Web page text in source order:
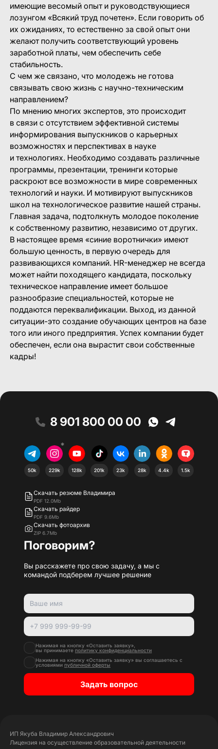
имеющие весомый опыт и руководствующиеся
лозунгом «Всякий труд почетен». Если говорить об
их ожиданиях, то естественно за свой опыт они
желают получить соответствующий уровень
заработной платы, чем обеспечить себе
стабильность.
С чем же связано, что молодежь не готова
связывать свою жизнь с научно-техническим
направлением?
По мнению многих экспертов, это происходит
в связи с отсутствием эффективной системы
информирования выпускников о карьерных
возможностях и перспективах в науке
и технологиях. Необходимо создавать различные
программы, презентации, тренинги которые
раскроют все возможности в мире современных
технологий и науки. И мотивируют выпускников
школ на технологическое развитие нашей страны.
Главная задача, подтолкнуть молодое поколение
к собственному развитию, независимо от других.
В настоящее время «синие воротнички» имеют
большую ценность, в первую очередь для
развивающихся компаний. HR-менеджер не всегда
может найти походящего кандидата, поскольку
техническое направление имеет большое
разнообразие специальностей, которые не
поддаются переквалификации. Выход, из данной
ситуации-это создание обучающих центров на базе
того или иного предприятия. Успех компании будет
обеспечен, если она вырастит свои собственные
кадры!
8 901 800 00 00
50k
*
229k 128k 201k 23k 28k 4.4k 1.5k
Скачать резюме Владимира
PDF 12.0Mb
Скачать райдер
PDF 9.6Mb
Скачать фотоархив
ZIP 6.7Mb
Поговорим?
Вы расскажете про свою задачу, а мы с
командой подберем лучшее решение
Нажимая на кнопку «Оставить заявку»,
вы принимаете политику конфиденциальности
Нажимая на кнопку «Оставить заявку» вы соглашаетесь с
условиями публичной оферты
Задать вопрос
ИП Якуба Владимир Александрович
Лицензия на осуществление образовательной деятельности